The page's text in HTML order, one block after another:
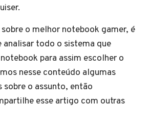
o melhor notebook gamer, é
todo o sistema que
para assim escolher o
nesse conteúdo algumas
sobre o assunto, então
esse artigo com outras